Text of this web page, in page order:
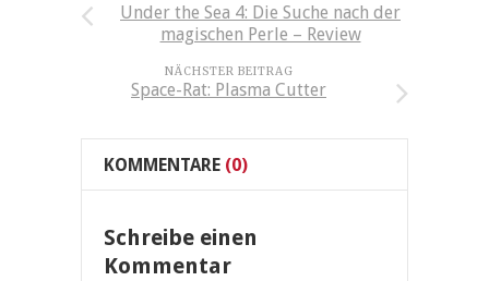
Under the Sea 4: Die Suche nach der
magischen Perle – Review
NÄCHSTER BEITRAG
Space-Rat: Plasma Cutter
KOMMENTARE (0)
Schreibe einen
Kommentar